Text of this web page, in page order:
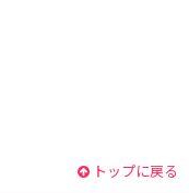
トップに戻る